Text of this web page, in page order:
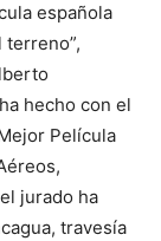
española
terreno”,
hecho con el
Película
jurado ha
travesía